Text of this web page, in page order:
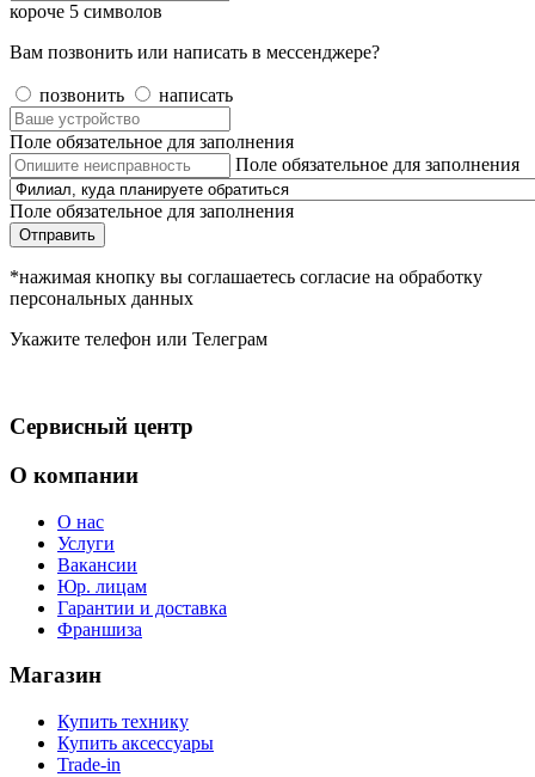
короче 5 символов
Вам позвонить или написать в мессенджере?
позвонить написать
Поле обязательное для заполнения
Поле обязательное для заполнения
Поле обязательное для заполнения
Отправить
*нажимая кнопку вы соглашаетесь согласие на обработку
персональных данных
Укажите телефон или Телеграм
Сервисный центр
О компании
О нас
Услуги
Вакансии
Юр. лицам
Гарантии и доставка
Франшиза
Магазин
Купить технику
Купить аксессуары
Trade-in